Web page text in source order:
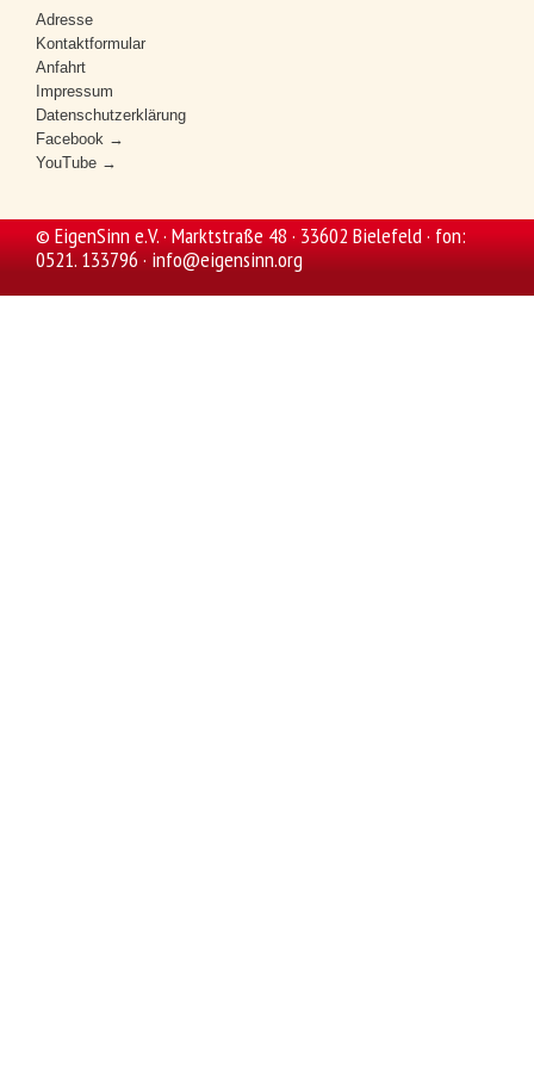
Adresse
Kontaktformular
Anfahrt
Impressum
Datenschutzerklärung
Facebook →
YouTube →
© EigenSinn e.V. · Marktstraße 48 · 33602 Bielefeld · fon:
0521. 133796 ·info@eigensinn.org